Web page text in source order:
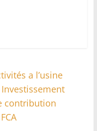
a l’usine
contribution